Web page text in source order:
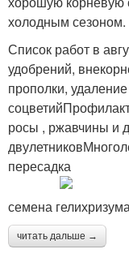
холодным сезоном.
Список работ в
удобрений,
прополки,
росы , ржавчины и
пересадка
семена
читать дальше →